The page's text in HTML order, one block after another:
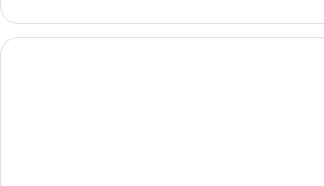
grand
lit,
terrasse
Chambre,
très